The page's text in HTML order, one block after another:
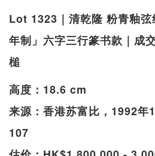
Lot 1323｜清乾隆 粉青釉
年制」六字三行篆书款｜成
槌
高度：18.6 cm
来源：香港苏富比，1992年
107